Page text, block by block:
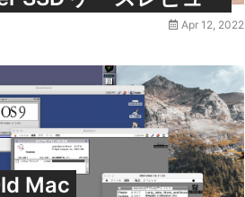
Apr 12, 2022
Mac